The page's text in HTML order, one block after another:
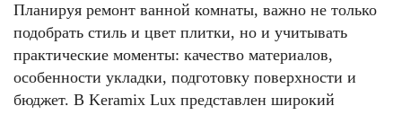
Планируя ремонт ванной комнаты, важно не только
подобрать стиль и цвет плитки, но и учитывать
практические моменты: качество материалов,
особенности укладки, подготовку поверхности и
бюджет. В Keramix Lux представлен широкий